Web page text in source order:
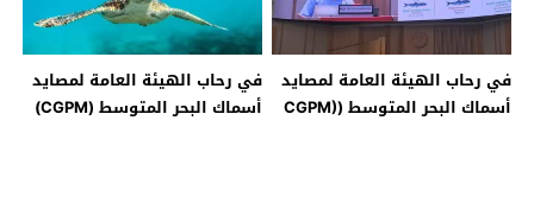
في رحاب الهيئة العامة لمصايد
أسماك البحر المتوسط (CGPM)
في رحاب الهيئة العامة لمصايد
أسماك البحر المتوسط (CGPM)